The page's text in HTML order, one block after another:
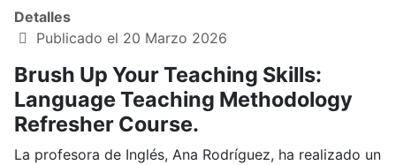
Detalles
Publicado el 20 Marzo 2026
Brush Up Your Teaching Skills:
Language Teaching Methodology
Refresher Course.
La profesora de Inglés, Ana Rodríguez, ha realizado un